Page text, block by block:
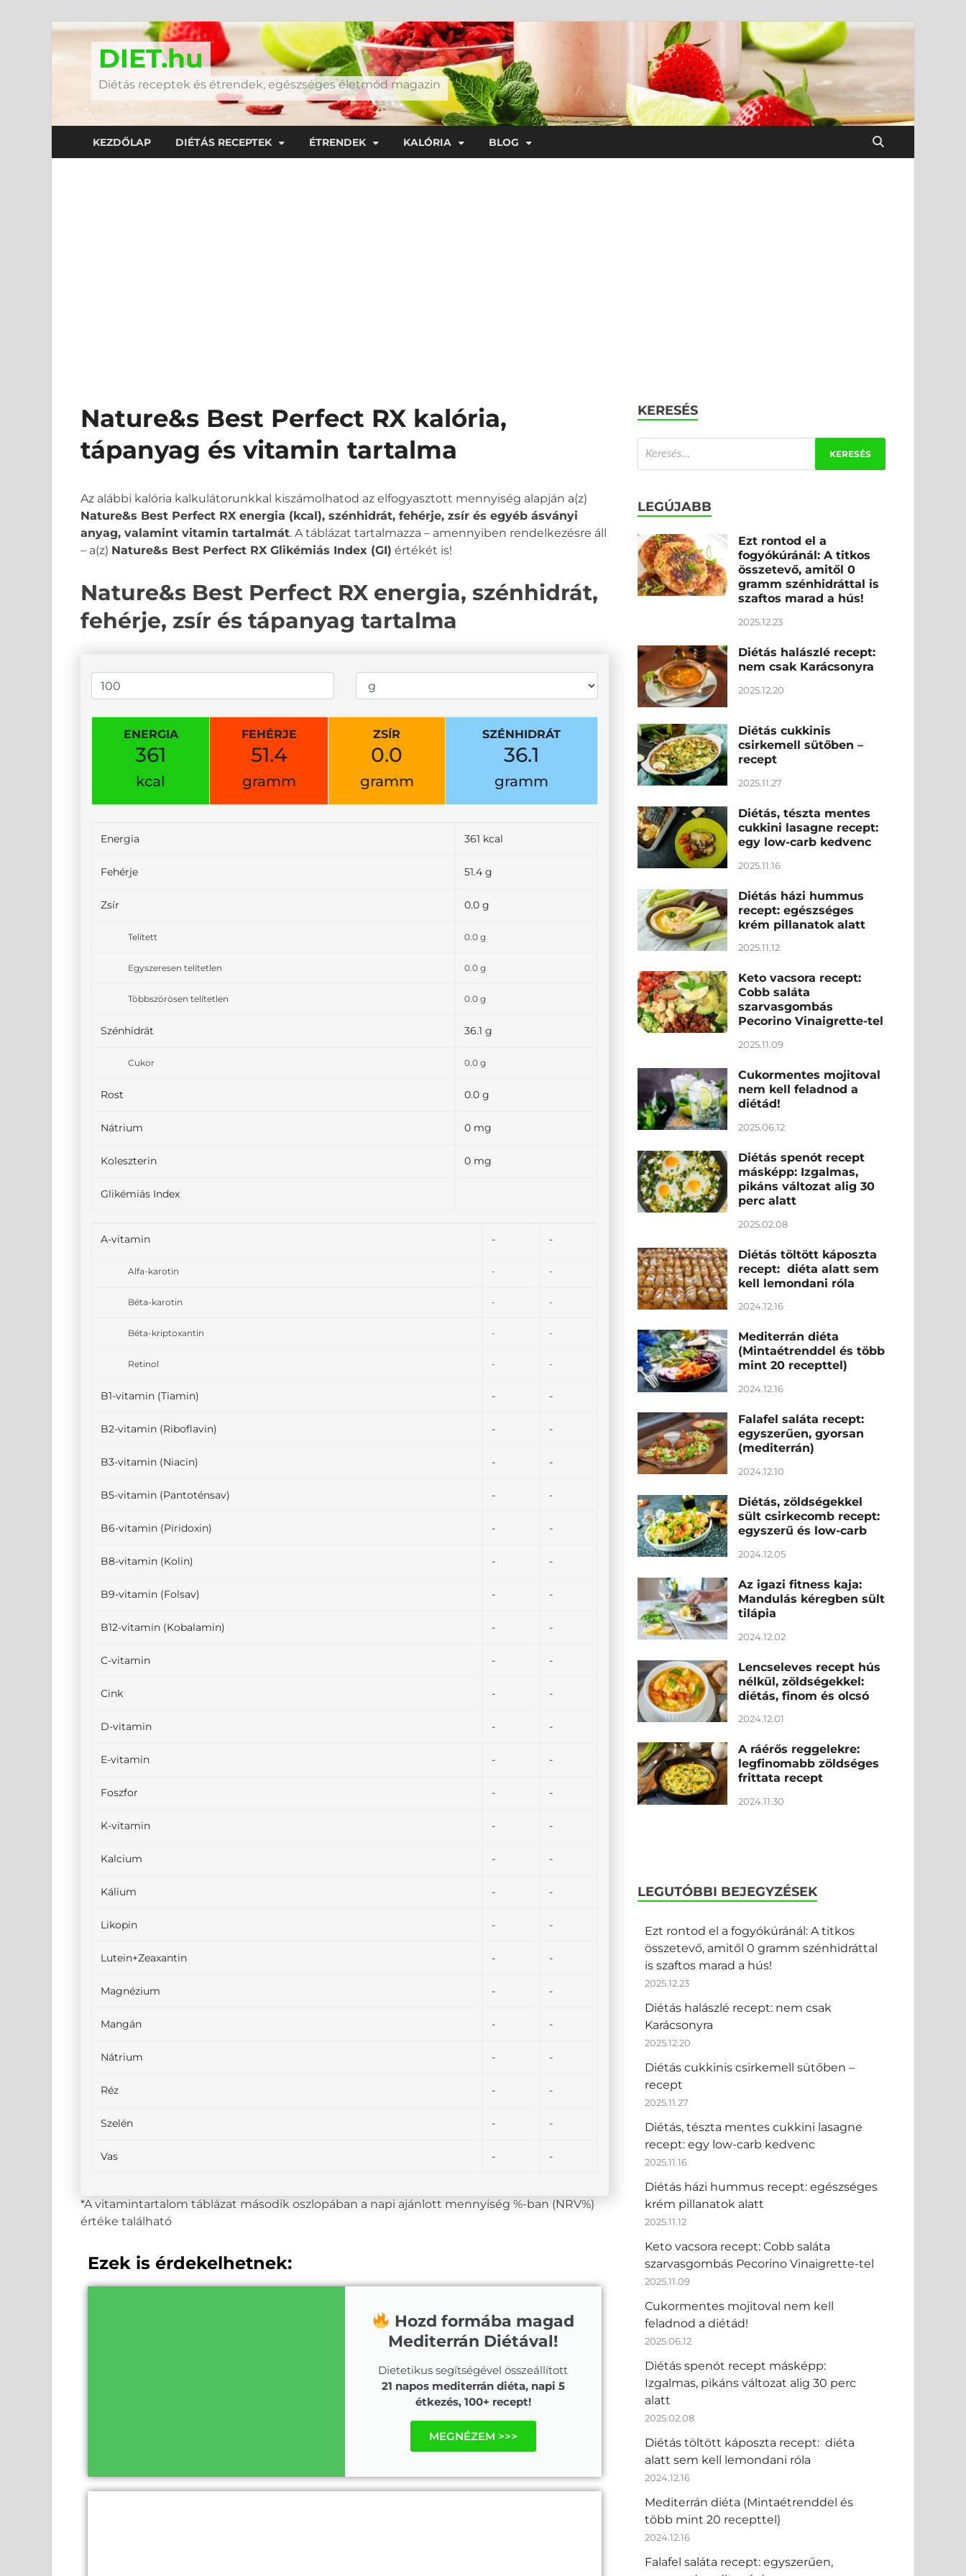
DIET.hu
Diétás receptek és étrendek, egészséges életmód magazin
KEZDŐLAP DIÉTÁS RECEPTEK ÉTRENDEK KALÓRIA BLOG
Nature&s Best Perfect RX kalória,
tápanyag és vitamin tartalma
Az alábbi kalória kalkulátorunkkal kiszámolhatod az elfogyasztott mennyiség alapján a(z)
Nature&s Best Perfect RX energia (kcal), szénhidrát, fehérje, zsír és egyéb ásványi
anyag, valamint vitamin tartalmát. A táblázat tartalmazza – amennyiben rendelkezésre áll
– a(z) Nature&s Best Perfect RX Glikémiás Index (GI) értékét is!
Nature&s Best Perfect RX energia, szénhidrát,
fehérje, zsír és tápanyag tartalma
ENERGIA
361
kcal
FEHÉRJE
51.4
gramm
ZSÍR
0.0
gramm
SZÉNHIDRÁT
36.1
gramm
Energia 361 kcal
Fehérje 51.4 g
Zsír 0.0 g
Telített 0.0 g
Egyszeresen telítetlen 0.0 g
Többszörösen telítetlen 0.0 g
Szénhidrát 36.1 g
Cukor 0.0 g
Rost 0.0 g
Nátrium 0 mg
Koleszterin 0 mg
Glikémiás Index
A-vitamin - -
Alfa-karotin - -
Béta-karotin - -
Béta-kriptoxantin - -
Retinol - -
B1-vitamin (Tiamin) - -
B2-vitamin (Riboflavin) - -
B3-vitamin (Niacin) - -
B5-vitamin (Pantoténsav) - -
B6-vitamin (Piridoxin) - -
B8-vitamin (Kolin) - -
B9-vitamin (Folsav) - -
B12-vitamin (Kobalamin) - -
C-vitamin - -
Cink - -
D-vitamin - -
E-vitamin - -
Foszfor - -
K-vitamin - -
Kalcium - -
Kálium - -
Likopin - -
Lutein+Zeaxantin - -
Magnézium - -
Mangán - -
Nátrium - -
Réz - -
Szelén - -
Vas - -
*A vitamintartalom táblázat második oszlopában a napi ajánlott mennyiség %-ban (NRV%)
értéke található
Ezek is érdekelhetnek:
Hozd formába magad
Mediterrán Diétával!
Dietetikus segítségével összeállított
21 napos mediterrán diéta, napi 5
étkezés, 100+ recept!
MEGNÉZEM >>>
KERESÉS
LEGÚJABB
Ezt rontod el a
fogyókúránál: A titkos
összetevő, amitől 0
gramm szénhidráttal is
szaftos marad a hús!
2025.12.23
Diétás halászlé recept:
nem csak Karácsonyra
2025.12.20
Diétás cukkinis
csirkemell sütőben –
recept
2025.11.27
Diétás, tészta mentes
cukkini lasagne recept:
egy low-carb kedvenc
2025.11.16
Diétás házi hummus
recept: egészséges
krém pillanatok alatt
2025.11.12
Keto vacsora recept:
Cobb saláta
szarvasgombás
Pecorino Vinaigrette-tel
2025.11.09
Cukormentes mojitoval
nem kell feladnod a
diétád!
2025.06.12
Diétás spenót recept
másképp: Izgalmas,
pikáns változat alig 30
perc alatt
2025.02.08
Diétás töltött káposzta
recept: diéta alatt sem
kell lemondani róla
2024.12.16
Mediterrán diéta
(Mintaétrenddel és több
mint 20 recepttel)
2024.12.16
Falafel saláta recept:
egyszerűen, gyorsan
(mediterrán)
2024.12.10
Diétás, zöldségekkel
sült csirkecomb recept:
egyszerű és low-carb
2024.12.05
Az igazi fitness kaja:
Mandulás kéregben sült
tilápia
2024.12.02
Lencseleves recept hús
nélkül, zöldségekkel:
diétás, finom és olcsó
2024.12.01
A ráérős reggelekre:
legfinomabb zöldséges
frittata recept
2024.11.30
LEGUTÓBBI BEJEGYZÉSEK
Ezt rontod el a fogyókúránál: A titkos
összetevő, amitől 0 gramm szénhidráttal
is szaftos marad a hús!
2025.12.23
Diétás halászlé recept: nem csak
Karácsonyra
2025.12.20
Diétás cukkinis csirkemell sütőben –
recept
2025.11.27
Diétás, tészta mentes cukkini lasagne
recept: egy low-carb kedvenc
2025.11.16
Diétás házi hummus recept: egészséges
krém pillanatok alatt
2025.11.12
Keto vacsora recept: Cobb saláta
szarvasgombás Pecorino Vinaigrette-tel
2025.11.09
Cukormentes mojitoval nem kell
feladnod a diétád!
2025.06.12
Diétás spenót recept másképp:
Izgalmas, pikáns változat alig 30 perc
alatt
2025.02.08
Diétás töltött káposzta recept: diéta
alatt sem kell lemondani róla
2024.12.16
Mediterrán diéta (Mintaétrenddel és
több mint 20 recepttel)
2024.12.16
Falafel saláta recept: egyszerűen,